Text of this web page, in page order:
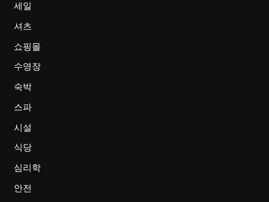
세일
셔츠
쇼핑몰
수영장
숙박
스파
시설
식당
심리학
안전